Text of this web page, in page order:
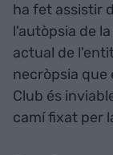
ha fet assistir
l'autòpsia de
actual de
necròpsia que
Club és
camí fixat per